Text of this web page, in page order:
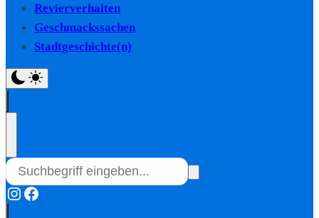
Revierverhalten
Geschmackssachen
Stadtgeschichte(n)
Instagram
Facebook